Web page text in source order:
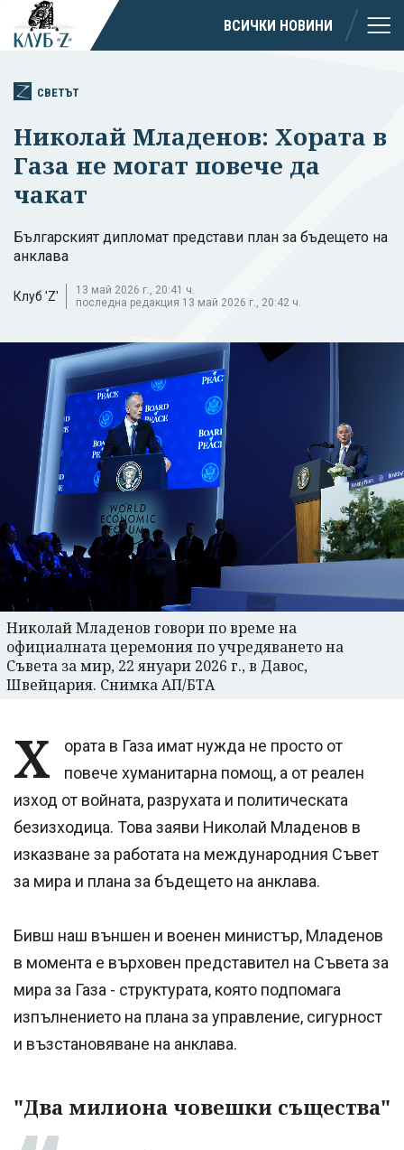
ВСИЧКИ НОВИНИ
СВЕТЪТ
Николай Младенов: Хората в
Газа не могат повече да
чакат
Българският дипломат представи план за бъдещето на
анклава
Клуб 'Z'
13 май 2026 г., 20:41 ч.
последна редакция 13 май 2026 г., 20:42 ч.
Николай Младенов говори по време на
официалната церемония по учредяването на
Съвета за мир, 22 януари 2026 г., в Давос,
Швейцария. Снимка АП/БТА
Х
ората в Газа имат нужда не просто от
повече хуманитарна помощ, а от реален
изход от войната, разрухата и политическата
безизходица. Това заяви Николай Младенов в
изказване за работата на международния Съвет
за мира и плана за бъдещето на анклава.
Бивш наш външен и военен министър, Младенов
в момента е върховен представител на Съвета за
мира за Газа - структурата, която подпомага
изпълнението на плана за управление, сигурност
и възстановяване на анклава.
"Два милиона човешки същества"